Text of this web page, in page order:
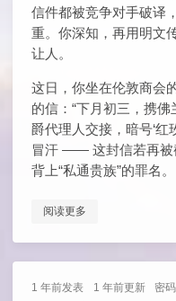
信件都被竞争对手破译
重。你深知，再用明文
让人。
这日，你坐在伦敦商会
的信：“下月初三，携
爵代理人交接，暗号‘红
冒汗 —— 这封信若再被
背上“私通贵族”的罪名。
阅读更多
1 年前发表 1 年前更新 密